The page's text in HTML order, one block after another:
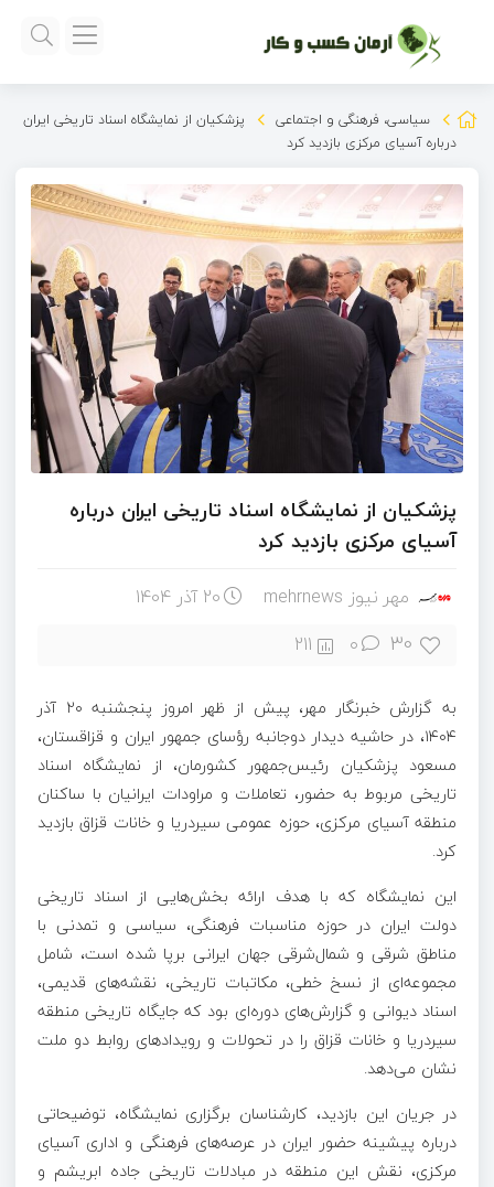
سیاسی، فرهنگی و اجتماعی
پزشکیان از نمایشگاه اسناد تاریخی ایران
درباره آسیای مرکزی بازدید کرد
پزشکیان از نمایشگاه اسناد تاریخی ایران درباره
آسیای مرکزی بازدید کرد
مهر نیوز mehrnews 20 آذر 1404
30 ۰ 211
به گزارش خبرنگار مهر، پیش از ظهر امروز پنجشنبه ۲۰ آذر
۱۴۰۴، در حاشیه دیدار دوجانبه رؤسای جمهور ایران و قزاقستان،
مسعود پزشکیان رئیس‌جمهور کشورمان، از نمایشگاه اسناد
تاریخی مربوط به حضور، تعاملات و مراودات ایرانیان با ساکنان
منطقه آسیای مرکزی، حوزه عمومی سیردریا و خانات قزاقبازدید
کرد.
این نمایشگاه که با هدف ارائه بخش‌هایی از اسناد تاریخی
دولت ایران در حوزه مناسبات فرهنگی، سیاسی و تمدنی با
مناطق شرقی و شمال‌شرقی جهان ایرانی برپا شده است، شامل
مجموعه‌ای از نسخ خطی، مکاتبات تاریخی، نقشه‌های قدیمی،
اسناد دیوانی و گزارش‌های دوره‌ای بود که جایگاه تاریخی منطقه
سیردریا و خانات قزاق را در تحولات و رویدادهای روابط دو ملت
نشان می‌دهد.
در جریان این بازدید، کارشناسان برگزاری نمایشگاه، توضیحاتی
درباره پیشینه حضور ایران در عرصه‌های فرهنگی و اداری آسیای
مرکزی، نقش این منطقه در مبادلات تاریخی جاده ابریشم و